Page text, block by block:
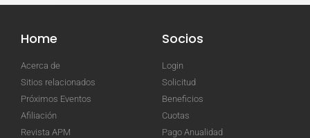
Home
Acerca de
Sitios relacionados
Próximos Eventos
Afiliación
Revista APM
Socios
Login
Solicitud
Beneficios
Cuotas
Pago Anualidad